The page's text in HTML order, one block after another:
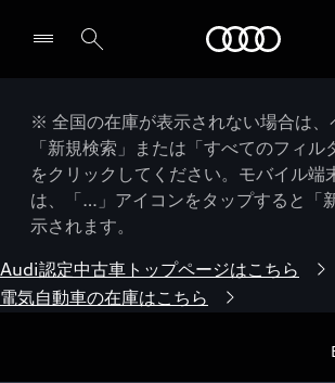
※ 全国の在庫が表示されない場合は、
「新規検索」または「すべてのフィル
をクリックしてください。モバイル端
は、「…」アイコンをタップすると「
示されます。
Audi認定中古車トップページはこちら
電気自動車の在庫はこちら